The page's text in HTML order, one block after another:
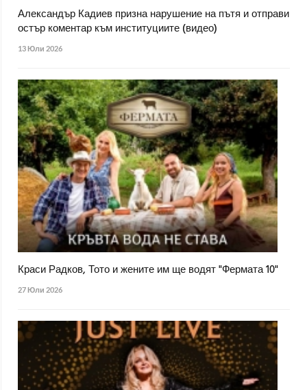
Александър Кадиев призна нарушение на пътя и отправи
остър коментар към институциите (видео)
13 Юли 2026
Краси Радков, Тото и жените им ще водят "Фермата 10"
27 Юли 2026